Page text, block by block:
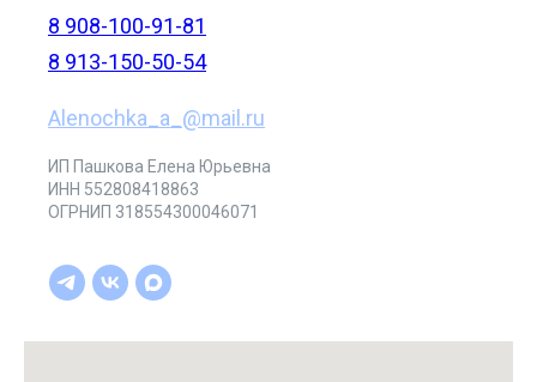
8 908-100-91-81
8 913-150-50-54
Alenochka_a_@mail.ru
ИП Пашкова Елена Юрьевна
ИНН 552808418863
ОГРНИП 318554300046071